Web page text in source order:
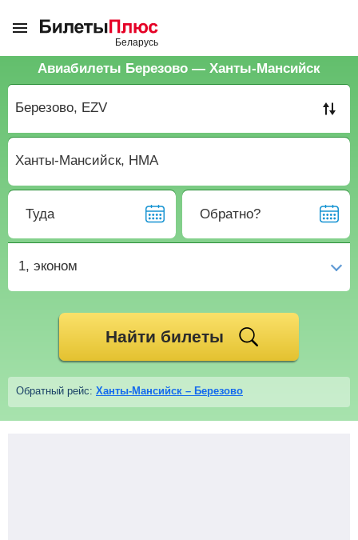
Авиабилеты Березово — Ханты-Мансийск
Туда Обратно?
1, эконом
Найти билеты
Обратный рейс: Ханты-Мансийск – Березово